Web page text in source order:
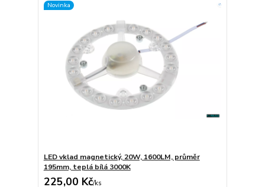
Novinka
LED vklad magnetický, 20W, 1600LM, průměr
195mm, teplá bílá 3000K
225,00 Kč/ks